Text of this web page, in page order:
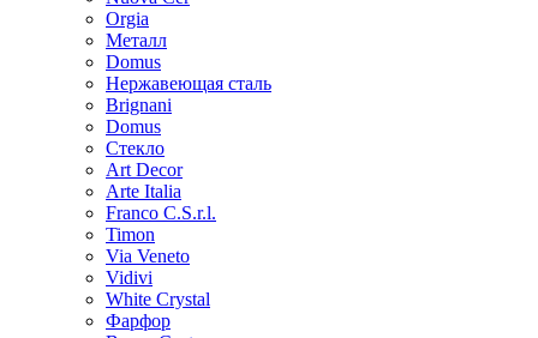
Orgia
Металл
Domus
Нержавеющая сталь
Brignani
Domus
Стекло
Art Decor
Arte Italia
Franco C.S.r.l.
Timon
Via Veneto
Vidivi
White Crystal
Фарфор